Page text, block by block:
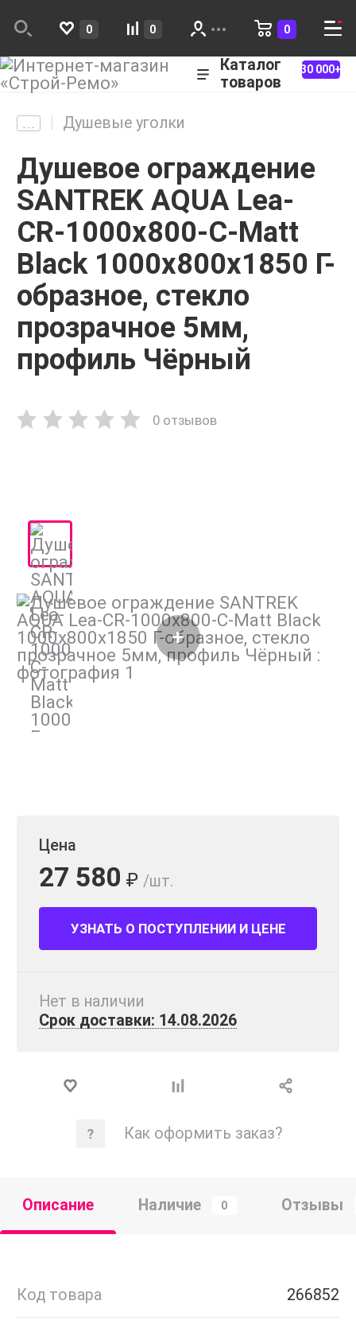
0 0 0
Каталог
товаров
30 000+
Душевые уголки
Душевое ограждение
SANTREK AQUA Lea-
CR-1000х800-C-Matt
Black 1000х800х1850 Г-
образное, стекло
прозрачное 5мм,
профиль Чёрный
0 отзывов
Цена
27 580 ₽ /шт.
УЗНАТЬ О ПОСТУПЛЕНИИ И ЦЕНЕ
Нет в наличии
Срок доставки: 14.08.2026
Как оформить заказ?
Описание Наличие 0 Отзывы
Код товара 266852